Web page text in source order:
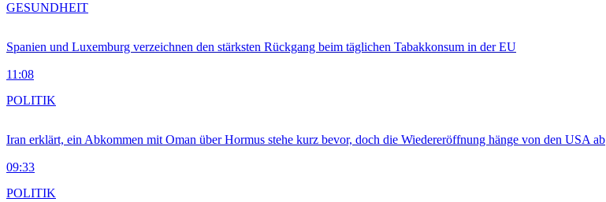
Spanien und Luxemburg verzeichnen den stärksten Rückgang beim täglichen Tabakkonsum in der EU
11:08
GESUNDHEIT
Iran erklärt, ein Abkommen mit Oman über Hormus stehe kurz bevor, doch die Wiedereröffnung hänge von den USA ab
09:33
POLITIK
POLITIK